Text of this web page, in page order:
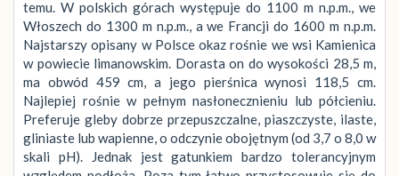
temu. W polskich górach występuje do 1100 m n.p.m., we
Włoszech do 1300 m n.p.m., a we Francji do 1600 m n.p.m.
Najstarszy opisany w Polsce okaz rośnie we wsi Kamienica
w powiecie limanowskim. Dorasta on do wysokości 28,5 m,
ma obwód 459 cm, a jego pierśnica wynosi 118,5 cm.
Najlepiej rośnie w pełnym nasłonecznieniu lub półcieniu.
Preferuje gleby dobrze przepuszczalne, piaszczyste, ilaste,
gliniaste lub wapienne, o odczynie obojętnym (od 3,7 o 8,0 w
skali pH). Jednak jest gatunkiem bardzo tolerancyjnym